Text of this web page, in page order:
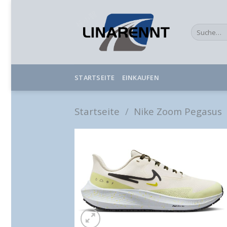
Suche
nach:
STARTSEITE EINKAUFEN
Startseite / Nike Zoom Pegasus